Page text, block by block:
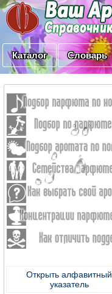
Каталог Словарь
Открыть алфавитный
указатель